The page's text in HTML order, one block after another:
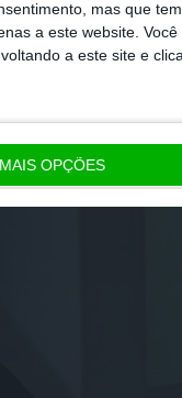
mas que
a este website.
a este site e
MAIS OPÇÕES